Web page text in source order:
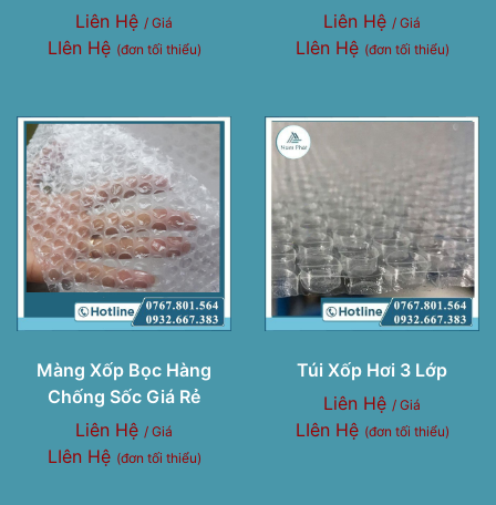
Liên Hệ / Giá
LIên Hệ (đơn tối thiểu)
Liên Hệ / Giá
LIên Hệ (đơn tối thiểu)
Màng Xốp Bọc Hàng
Chống Sốc Giá Rẻ
Liên Hệ / Giá
LIên Hệ (đơn tối thiểu)
Túi Xốp Hơi 3 Lớp
Liên Hệ / Giá
LIên Hệ (đơn tối thiểu)